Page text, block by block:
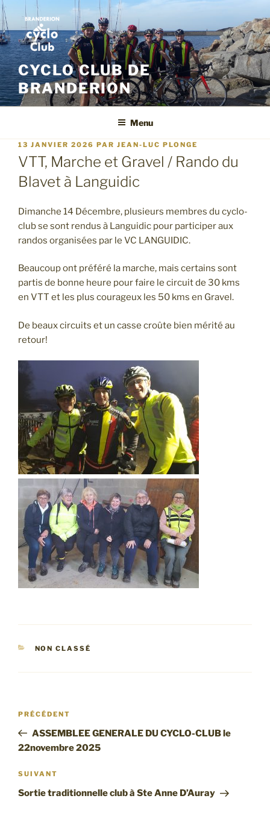
Aller
au
contenu
principal
CYCLO CLUB DE
BRANDERION
Menu
PUBLIÉ
LE
13 JANVIER 2026 PAR JEAN-LUC PLONGE
VTT, Marche et Gravel / Rando du
Blavet à Languidic
Dimanche 14 Décembre, plusieurs membres du cyclo-
club se sont rendus à Languidic pour participer aux
randos organisées par le VC LANGUIDIC.
Beaucoup ont préféré la marche, mais certains sont
partis de bonne heure pour faire le circuit de 30 kms
en VTT et les plus courageux les 50 kms en Gravel.
De beaux circuits et un casse croûte bien mérité au
retour!
CATÉGORIES
NON CLASSÉ
Navigation
l’article
Article
précédent
PRÉCÉDENT
ASSEMBLEE GENERALE DU CYCLO-CLUB le
22novembre 2025
Article
suivant
SUIVANT
Sortie traditionnelle club à Ste Anne D’Auray